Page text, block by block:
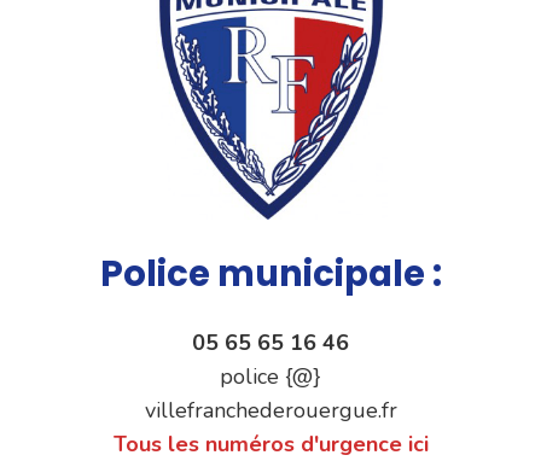
Police municipale :
05 65 65 16 46
police {@}
villefranchederouergue.fr
Tous les numéros d'urgence ici